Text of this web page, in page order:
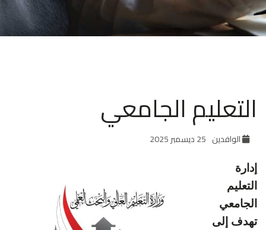
التعليم الجامعي
الوافدين 25 ديسمبر 2025
إدارة
التعليم
الجامعي
تهدف إلى